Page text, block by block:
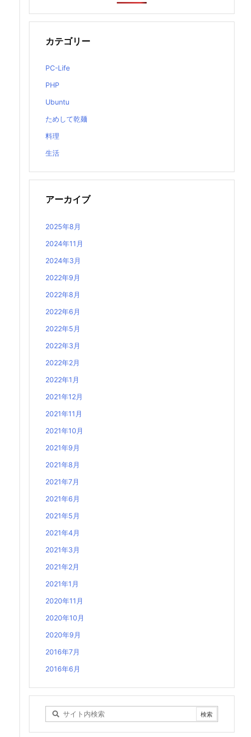
カテゴリー
PC-Life
PHP
Ubuntu
ためして乾麺
料理
生活
アーカイブ
2025年8月
2024年11月
2024年3月
2022年9月
2022年8月
2022年6月
2022年5月
2022年3月
2022年2月
2022年1月
2021年12月
2021年11月
2021年10月
2021年9月
2021年8月
2021年7月
2021年6月
2021年5月
2021年4月
2021年3月
2021年2月
2021年1月
2020年11月
2020年10月
2020年9月
2016年7月
2016年6月